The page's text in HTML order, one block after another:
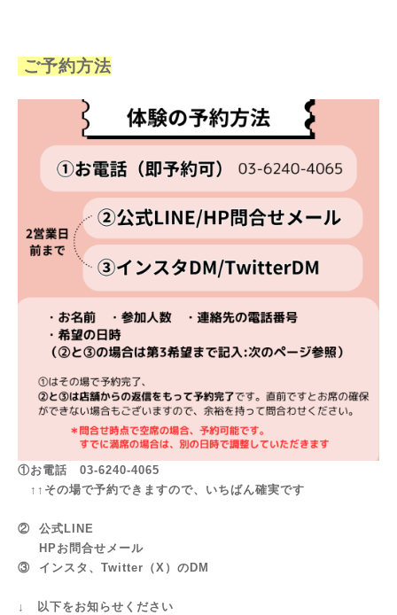
ご予約方法
①お電話 03-6240-4065
↑↑その場で予約できますので、いちばん確実です
② 公式LINE
HPお問合せメール
③ インスタ、Twitter（X）のDM
↓ 以下をお知らせください